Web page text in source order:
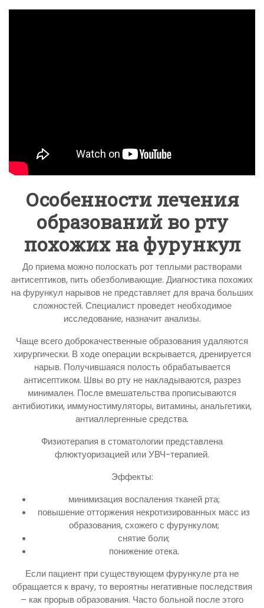
Особенности лечения
образований во рту
похожих на фурункул
До приема можно полоскать рот теплыми растворами
антисептиков, пить обезболивающие. Диагностика похожих
на фурункул нарывов не представляет для врача больших
сложностей. Специалист проведет необходимое
исследование, назначит анализы.
Чаще всего доброкачественные образования удаляются
хирургически. В ходе операции вскрывается, дренируется
нарыв. Получившаяся полость обрабатывается
антисептиком. Швы во рту не накладываются, разрез
минимален. После вмешательства прописываются
антибиотики, иммуностимуляторы, витамины, анальгетики,
антиаллергенные средства.
Физиотерапия в стоматологии представлена
флюктуоризацией или УВЧ-терапией.
Эффекты:
минимизация воспаления тканей рта;
повышение отторжения некротизированных масс из
образования, схожего с фурункулом;
снятие боли;
понижение отека.
Если пациент при существующем фурункуле рта не
обращается к врачу, то вероятны негативные последствия
– как прорыв образования. Часто больной после этого